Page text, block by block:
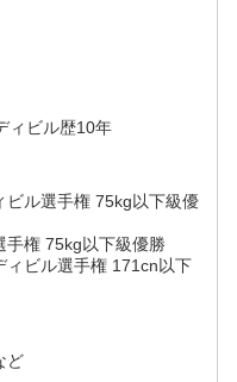
ィビル歴10年
ビル選手権 75kg以下級優
手権 75kg以下級優勝
ィビル選手権 171cn以下
ど